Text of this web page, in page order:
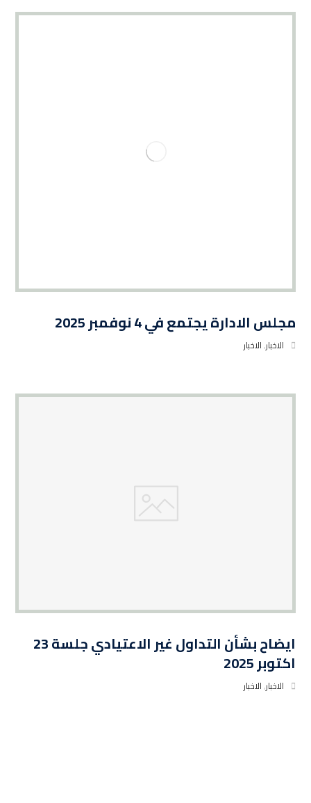
مجلس الادارة يجتمع في 4 نوفمبر 2025
الاخبار,الاخبار
ايضاح بشأن التداول غير الاعتيادي جلسة 23
اكتوبر 2025
الاخبار,الاخبار